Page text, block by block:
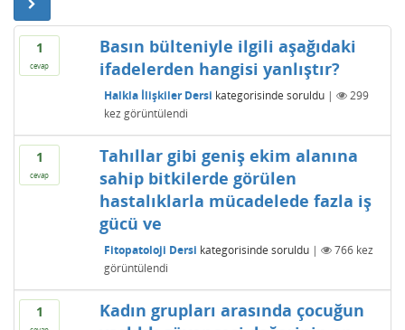
1
cevap
Basın bülteniyle ilgili aşağıdaki
ifadelerden hangisi yanlıştır?
Halkla İlişkiler Dersi kategorisinde soruldu |
299
kez görüntülendi
1
cevap
Tahıllar gibi geniş ekim alanına
sahip bitkilerde görülen
hastalıklarla mücadelede fazla iş
gücü ve
Fitopatoloji Dersi kategorisinde soruldu | 766kez
görüntülendi
1
Kadın grupları arasında çocuğun